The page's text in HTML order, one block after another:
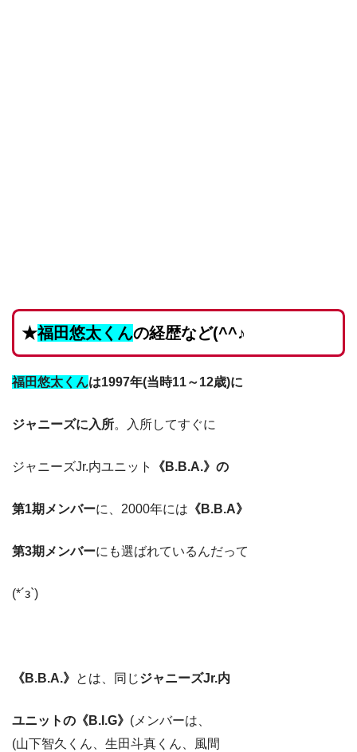
★福田悠太くんの経歴など(^^♪
福田悠太くんは1997年(当時11～12歳)に
ジャニーズに入所。入所してすぐに
ジャニーズJr.内ユニット 《B.B.A.》の
第1期メンバーに、2000年には 《B.B.A》
第3期メンバーにも選ばれているんだって
(*´з`)
《B.B.A.》 とは、同じジャニーズJr.内
ユニットの《B.I.G》 (メンバーは、
(山下智久くん、生田斗真くん、風間